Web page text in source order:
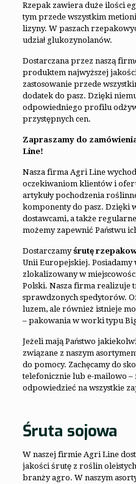
Rzepak zawiera duże ilości
tym przede wszystkim
lizyny. W paszach
udział glukozynolanów.
Dostarczana przez naszą
produktem najwyższej
zastosowanie przede
dodatek do pasz. Dzięki
odpowiedniego profilu
przystępnych cen.
Zapraszamy do
Line!
Nasza firma Agri Line
oczekiwaniom klientów i
artykuły pochodzenia
komponenty do pasz. Dzięki
dostawcami, a także
możemy zapewnić Państwu
Dostarczamyśrutę
Unii Europejskiej. Posiadamy
zlokalizowany w
Polski. Nasza firma realizuje
sprawdzonych spedytorów.
luzem, ale również istnieje
– pakowania w worki typu
Jeżeli mają Państwo
związane z naszym
do pomocy. Zachęcamy do
telefonicznie lub e-mailowo
odpowiedzieć na wszystkie
Śruta sojowa
W naszej firmie Agri Line
jakości śrutę z roślin
branży agro. W naszym